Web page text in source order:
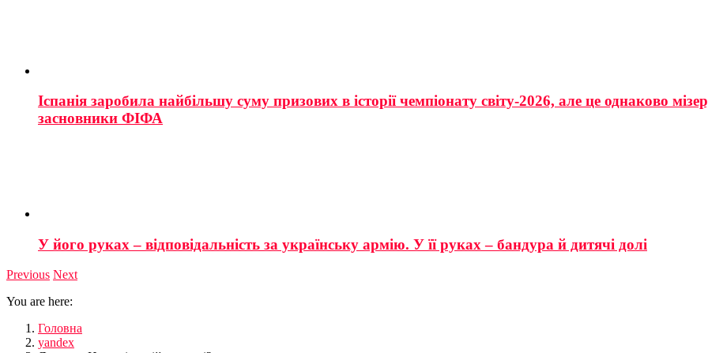
Іспанія заробила найбільшу суму призових в історії чемпіонату світу-2026, але це однаково
засновники ФІФА
У його руках – відповідальність за українську армію. У її руках – бандура й дитячі долі
Previous Next
You are here:
Головна
yandex